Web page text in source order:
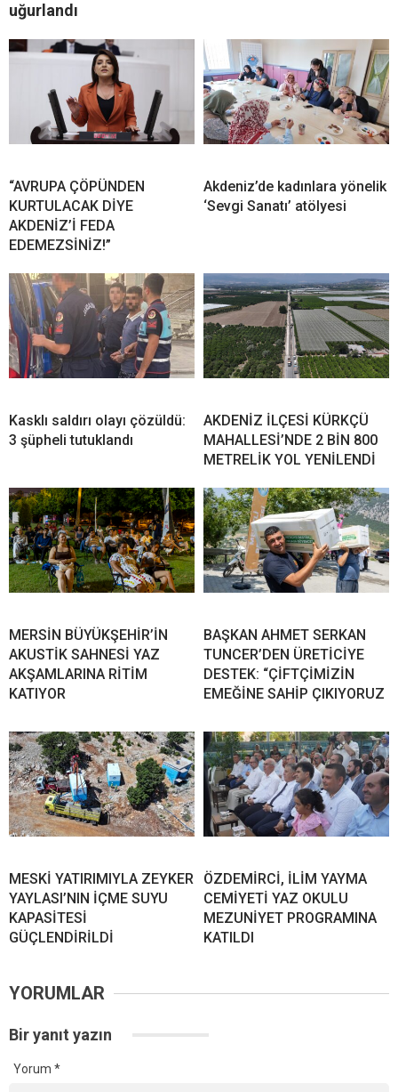
uğurlandı
“AVRUPA ÇÖPÜNDEN
KURTULACAK DİYE
AKDENİZ’İ FEDA
EDEMEZSİNİZ!”
Akdeniz’de kadınlara yönelik
‘Sevgi Sanatı’ atölyesi
Kasklı saldırı olayı çözüldü:
3 şüpheli tutuklandı
AKDENİZ İLÇESİ KÜRKÇÜ
MAHALLESİ’NDE 2 BİN 800
METRELİK YOL YENİLENDİ
MERSİN BÜYÜKŞEHİR’İN
AKUSTİK SAHNESİ YAZ
AKŞAMLARINA RİTİM
KATIYOR
BAŞKAN AHMET SERKAN
TUNCER’DEN ÜRETİCİYE
DESTEK: “ÇİFTÇİMİZİN
EMEĞİNE SAHİP ÇIKIYORUZ
MESKİ YATIRIMIYLA ZEYKER
YAYLASI’NIN İÇME SUYU
KAPASİTESİ
GÜÇLENDİRİLDİ
ÖZDEMİRCİ, İLİM YAYMA
CEMİYETİ YAZ OKULU
MEZUNİYET PROGRAMINA
KATILDI
YORUMLAR
Bir yanıt yazın
Yorum *